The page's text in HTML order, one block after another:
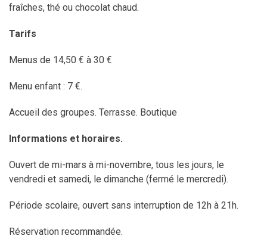
fraîches, thé ou chocolat chaud.
Tarifs
Menus de 14,50 € à 30 €
Menu enfant : 7 €.
Accueil des groupes. Terrasse. Boutique
Informations et horaires.
Ouvert de mi-mars à mi-novembre, tous les jours, le
vendredi et samedi, le dimanche (fermé le mercredi).
Période scolaire, ouvert sans interruption de 12h à 21h.
Réservation recommandée.